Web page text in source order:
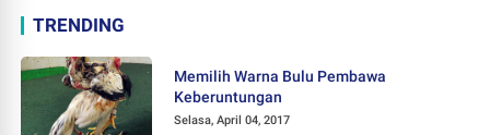
TRENDING
Memilih Warna Bulu Pembawa
Keberuntungan
Selasa, April 04, 2017